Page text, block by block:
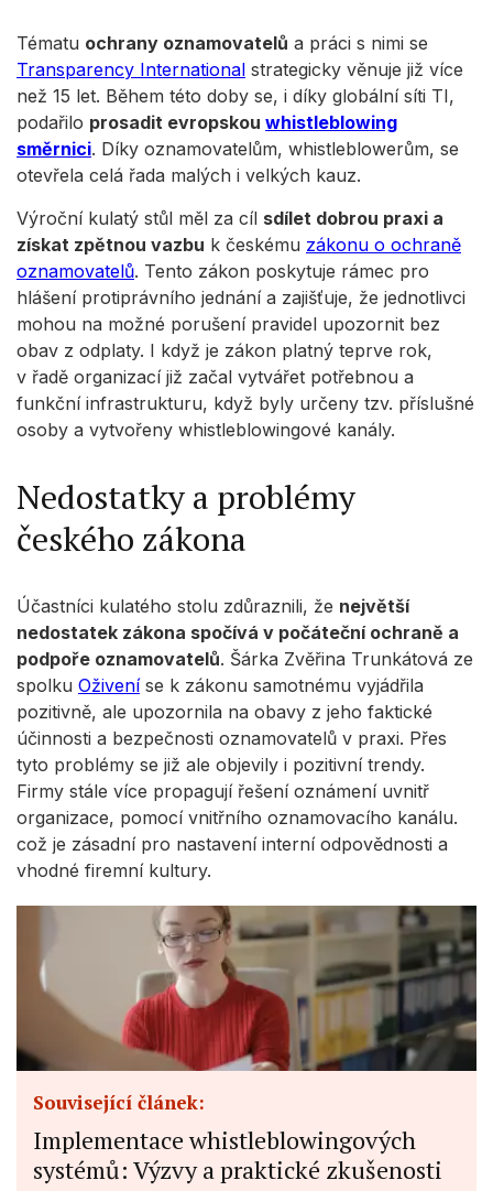
Tématu ochrany oznamovatelů a práci s nimi se
Transparency International strategicky věnuje již více
než 15 let. Během této doby se, i díky globální síti TI,
podařilo prosadit evropskou whistleblowing
směrnici. Díky oznamovatelům, whistleblowerům, se
otevřela celá řada malých i velkých kauz.
Výroční kulatý stůl měl za cíl sdílet dobrou praxi a
získat zpětnou vazbu k českému zákonu o ochraně
oznamovatelů. Tento zákon poskytuje rámec pro
hlášení protiprávního jednání a zajišťuje, že jednotlivci
mohou na možné porušení pravidel upozornit bez
obav z odplaty. I když je zákon platný teprve rok,
v řadě organizací již začal vytvářet potřebnou a
funkční infrastrukturu, když byly určeny tzv. příslušné
osoby a vytvořeny whistleblowingové kanály.
Nedostatky a problémy
českého zákona
Účastníci kulatého stolu zdůraznili, že největší
nedostatek zákona spočívá v počáteční ochraně a
podpoře oznamovatelů. Šárka Zvěřina Trunkátová ze
spolku Oživeníse k zákonu samotnému vyjádřila
pozitivně, ale upozornila na obavy z jeho faktické
účinnosti a bezpečnosti oznamovatelů v praxi. Přes
tyto problémy se již ale objevily i pozitivní trendy.
Firmy stále více propagují řešení oznámení uvnitř
organizace, pomocí vnitřního oznamovacího kanálu.
což je zásadní pro nastavení interní odpovědnosti a
vhodné firemní kultury.
Související článek:
Implementace whistleblowingových
systémů: Výzvy a praktické zkušenosti